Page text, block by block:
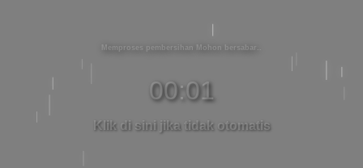
Memproses pembersihan Mohon bersabar
00:01
Klik di sini jika tidak otomatis